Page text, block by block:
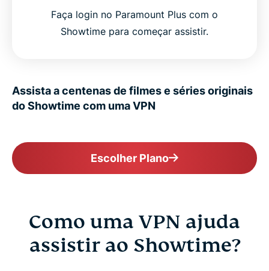
Faça login no Paramount Plus com o
Showtime para começar assistir.
Assista a centenas de filmes e séries originais
do Showtime com uma VPN
Escolher Plano
Como uma VPN ajuda
assistir ao Showtime?